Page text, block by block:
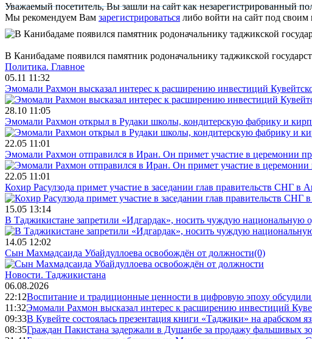
Уважаемый посетитель, Вы зашли на сайт как незарегистрированный
Мы рекомендуем Вам зарегистрироваться либо войти на сайт под своим
В Канибадаме появился памятник родоначальнику таджикской
Политика. Главное
05.11 11:32
Эмомали Рахмон высказал интерес к расширению инвестиций
28.10 11:05
Эмомали Рахмон открыл в Рудаки школы, кондитерскую фабрику и
22.05 11:01
Эмомали Рахмон отправился в Иран. Он примет участие в церемонии
22.05 11:01
Кохир Расулзода примет участие в заседании глав правительств СНГ в
15.05 13:14
В Таджикистане запретили «Идгардак», носить чуждую национальную
14.05 12:02
Сын Махмадсаида Убайдуллоева освобождён от должности(0)
Новости. Таджикистана
06.08.2026
22:12Воспитание и традиционные ценности в цифровую эпоху
11:32Эмомали Рахмон высказал интерес к расширению инвестиций
09:33В Кувейте состоялась презентация книги «Таджики» на арабском
08:35Граждан Пакистана задержали в Душанбе за продажу фальшивых